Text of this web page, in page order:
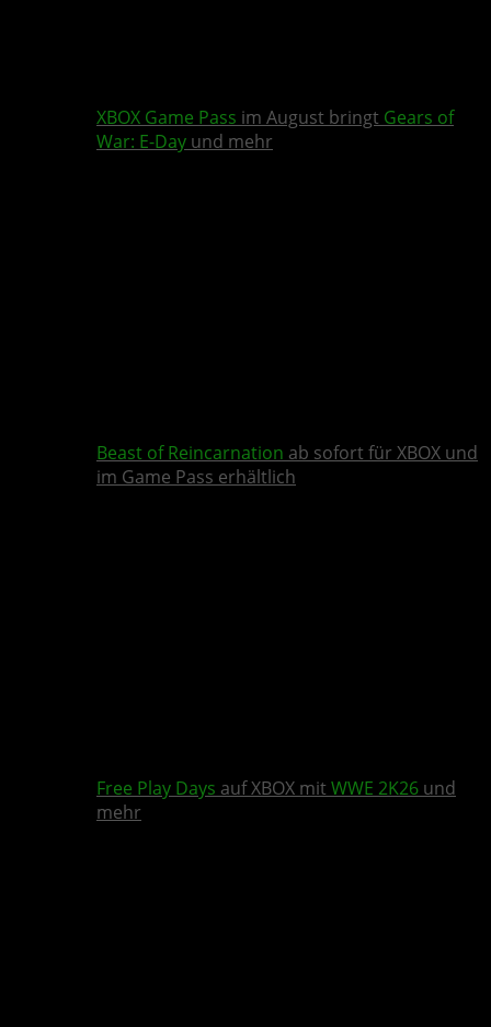
XBOX Game Pass im August bringt Gears of
War: E-Day und mehr
Beast of Reincarnation ab sofort für XBOX und
im Game Pass erhältlich
Free Play Days auf XBOX mit WWE 2K26 und
mehr